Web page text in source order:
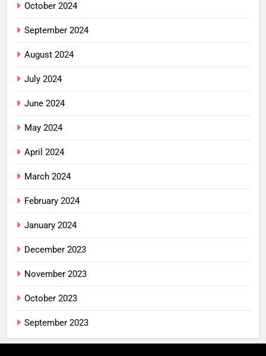
October 2024
September 2024
August 2024
July 2024
June 2024
May 2024
April 2024
March 2024
February 2024
January 2024
December 2023
November 2023
October 2023
September 2023